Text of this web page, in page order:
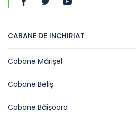
CABANE DE INCHIRIAT
Cabane Mărișel
Cabane Beliș
Cabane Băișoara